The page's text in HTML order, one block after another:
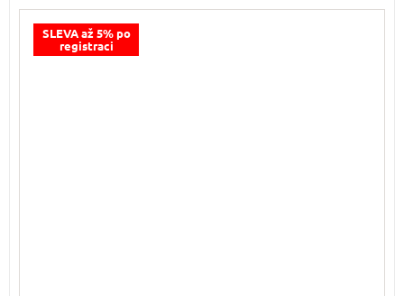
SLEVA až 5% po
registraci